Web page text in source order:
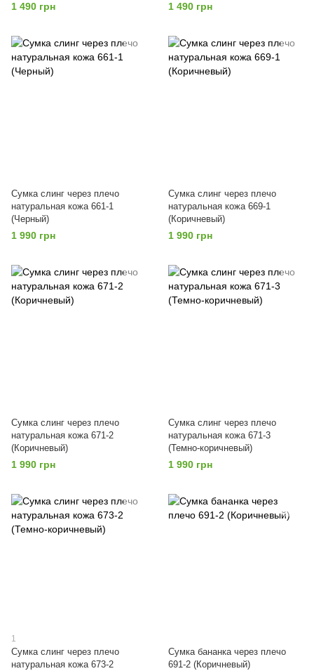
1 490 грн 1 490 грн
Сумка слинг через плечо
натуральная кожа 661-1
(Черный)
1 990 грн
Сумка слинг через плечо
натуральная кожа 669-1
(Коричневый)
1 990 грн
Сумка слинг через плечо
натуральная кожа 671-2
(Коричневый)
1 990 грн
Сумка слинг через плечо
натуральная кожа 671-3
(Темно-коричневый)
1 990 грн
1
Сумка слинг через плечо
натуральная кожа 673-2
Сумка бананка через плечо
691-2 (Коричневый)